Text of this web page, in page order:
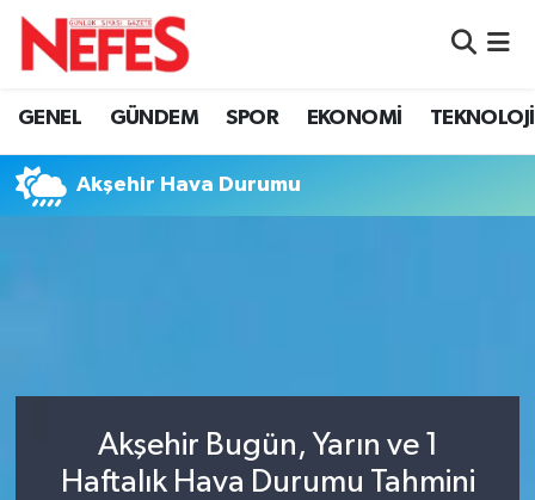
GENEL GÜNDEM SPOR EKONOMİ TEKNOLOJİ
Akşehir Hava Durumu
Akşehir Bugün, Yarın ve 1
Haftalık Hava Durumu Tahmini
Hava Durumu
Namaz Vakitleri
Tüm Manşetler
Son Dakika Haberleri